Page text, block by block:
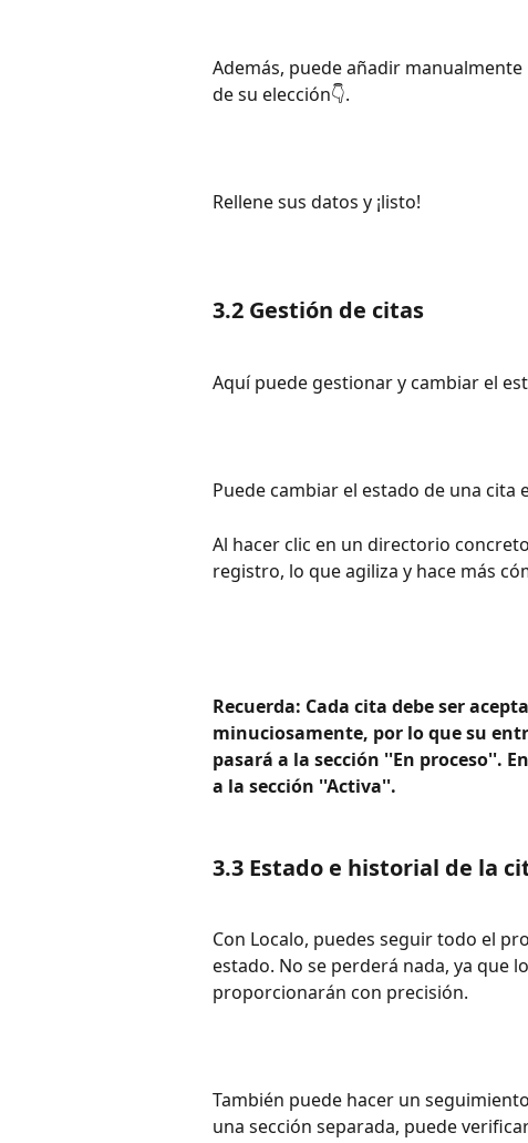
Además, puede añadir
de su elección👇.
Rellene sus datos y ¡listo!
3.2 Gestión de citas
Aquí puede gestionar y cambiar el
Puede cambiar el estado de una
Al hacer clic en un directorio
registro, lo que agiliza y hace más
Recuerda: Cada cita debe ser
minuciosamente, por lo que su
pasará a la sección ''En proceso''.
a la sección ''Activa''.
3.3 Estado e historial de la
Con Localo, puedes seguir todo el
estado. No se perderá nada, ya que
proporcionarán con precisión.
También puede hacer un
una sección separada, puede